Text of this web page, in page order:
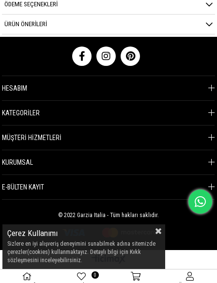
ÖDEME SEÇENEKLERI
ÜRÜN ÖNERILERI
HESABIM
KATEGORİLER
MÜŞTERİ HİZMETLERİ
KURUMSAL
E-BÜLTEN KAYIT
© 2022 Garzia Italia - Tüm hakları saklıdır.
Çerez Kullanımı
Sizlere en iyi alışveriş deneyimini sunabilmek adına sitemizde
çerezler(cookies) kullanmaktayız. Detaylı bilgi için Kvkk
sözleşmesini inceleyebilirsiniz.
0